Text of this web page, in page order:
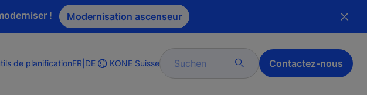
! Modernisation ascenseur
de planificationChange
FR DE KONE Suisse Suchen Contactez-nous